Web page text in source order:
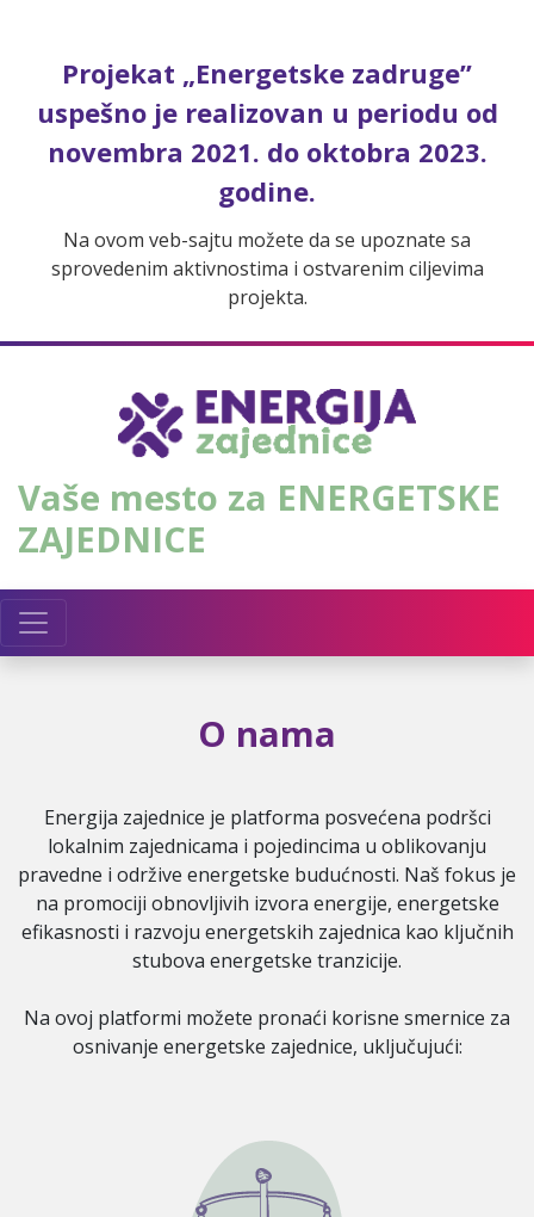
Projekat „Energetske zadruge”
uspešno je realizovan u periodu od
novembra 2021. do oktobra 2023.
godine.
Na ovom veb-sajtu možete da se upoznate sa
sprovedenim aktivnostima i ostvarenim ciljevima
projekta.
Vaše mesto za ENERGETSKE
ZAJEDNICE
O nama
Energija zajednice je platforma posvećena podršci
lokalnim zajednicama i pojedincima u oblikovanju
pravedne i održive energetske budućnosti. Naš fokus je
na promociji obnovljivih izvora energije, energetske
efikasnosti i razvoju energetskih zajednica kao ključnih
stubova energetske tranzicije.
Na ovoj platformi možete pronaći korisne smernice za
osnivanje energetske zajednice, uključujući: